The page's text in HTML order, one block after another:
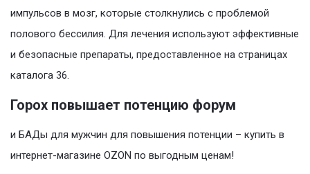
импульсов в мозг, которые столкнулись с проблемой
полового бессилия. Для лечения используют эффективные
и безопасные препараты, предоставленное на страницах
каталога 36.
Горох повышает потенцию форум
и БАДы для мужчин для повышения потенции – купить в
интернет-магазине OZON по выгодным ценам!